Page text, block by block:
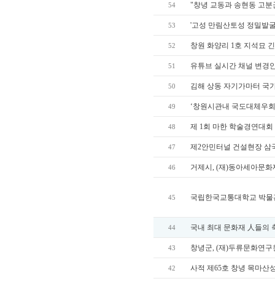
54 "창녕 교동과 송현동 고
53 '고성 만림산토성 정밀발
52 창원 화양리 1호 지석묘
51 유튜브 실시간 채널 변경
50 김해 상동 자기가마터 국
49 ‘창원시관내 국도대체우
48 제 1회 마한 학술경연대
47 제2안민터널 건설현장 삼
46 거제시, (재)동아세아문
45 국립한국교통대학교 박
44 국내 최대 문화재 人들의
43 창녕군, (재)두류문화연
42 사적 제65호 창녕 목마산